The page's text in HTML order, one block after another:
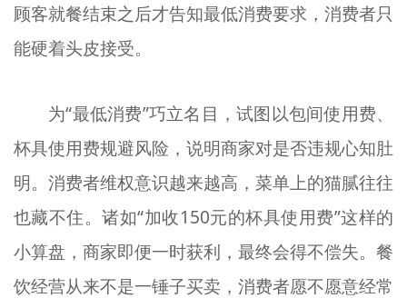
顾客就餐结束之后才告知最低消费要求，消费者只
能硬着头皮接受。
为“最低消费”巧立名目，试图以包间使用费、
杯具使用费规避风险，说明商家对是否违规心知肚
明。消费者维权意识越来越高，菜单上的猫腻往往
也藏不住。诸如“加收150元的杯具使用费”这样的
小算盘，商家即便一时获利，最终会得不偿失。餐
饮经营从来不是一锤子买卖，消费者愿不愿意经常